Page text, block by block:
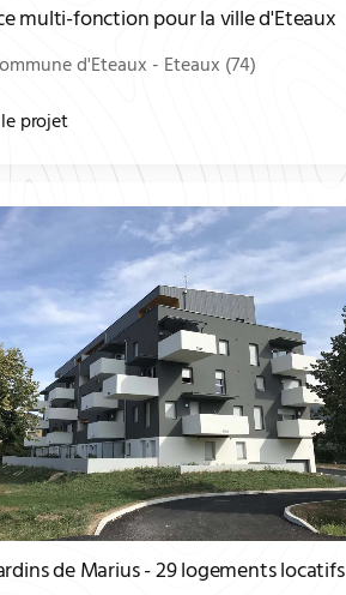
multi-fonction pour la ville d'Eteaux
d'Eteaux - Eteaux (74)
projet
de Marius - 29 logements locatifs